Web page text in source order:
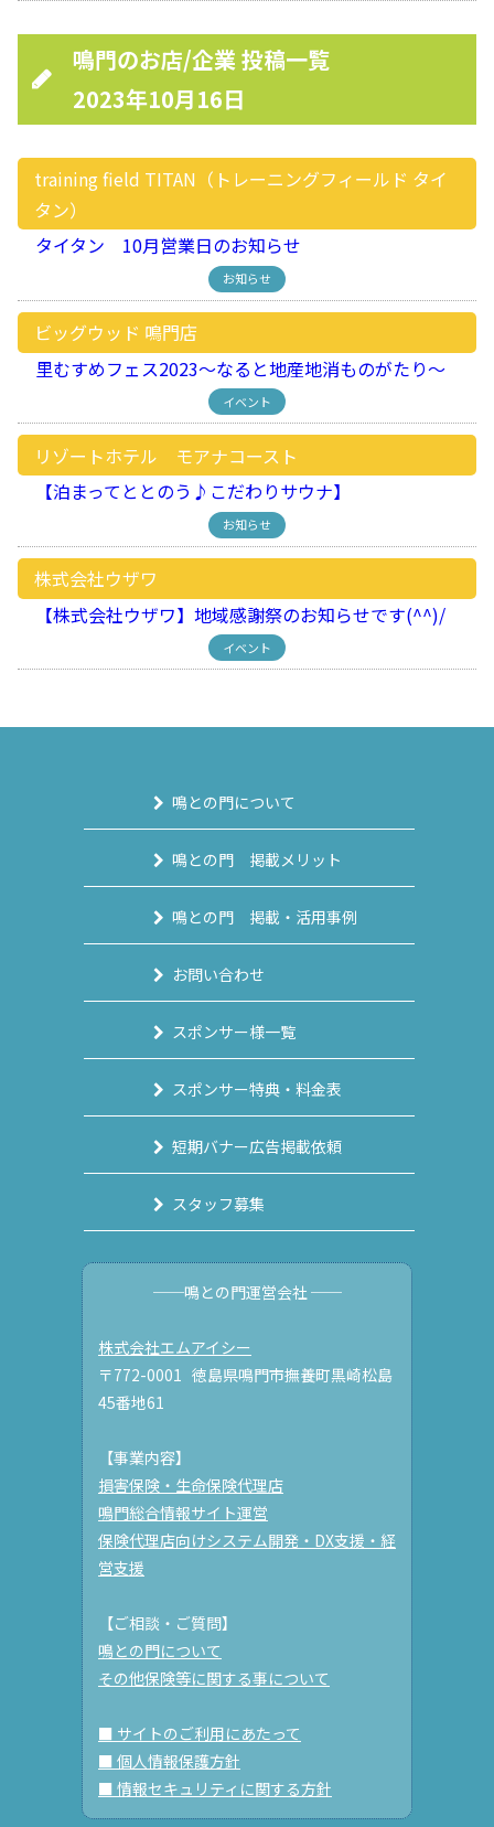
鳴門のお店/企業 投稿一覧
2023年10月16日
training field TITAN（トレーニングフィールド タイ
タン）
タイタン 10月営業日のお知らせ
お知らせ
ビッグウッド 鳴門店
里むすめフェス2023～なると地産地消ものがたり～
イベント
リゾートホテル モアナコースト
【泊まってととのう♪こだわりサウナ】
お知らせ
株式会社ウザワ
【株式会社ウザワ】地域感謝祭のお知らせです(^^)/
イベント
鳴との門について
鳴との門 掲載メリット
鳴との門 掲載・活用事例
お問い合わせ
スポンサー様一覧
スポンサー特典・料金表
短期バナー広告掲載依頼
スタッフ募集
──鳴との門運営会社 ──
株式会社エムアイシー
〒772-0001 徳島県鳴門市撫養町黒崎松島
45番地61
【事業内容】
損害保険・生命保険代理店
鳴門総合情報サイト運営
保険代理店向けシステム開発・DX支援・経
営支援
【ご相談・ご質問】
鳴との門について
その他保険等に関する事について
■ サイトのご利用にあたって
■ 個人情報保護方針
■ 情報セキュリティに関する方針